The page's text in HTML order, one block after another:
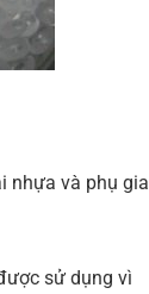
nhựa và phụ gia
sử dụng vì